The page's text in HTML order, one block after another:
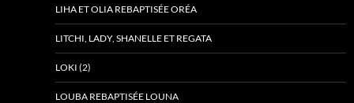
LIHA ET OLIA REBAPTISÉE ORÉA
LITCHI, LADY, SHANELLE ET REGATA
LOKI (2)
LOUBA REBAPTISÉE LOUNA